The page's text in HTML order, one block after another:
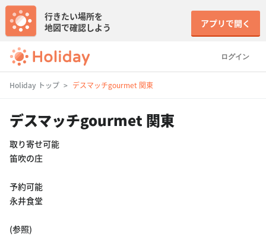
ログイン
行きたい場所を
地図で確認しよう
アプリで開く
Holiday トップ デスマッチgourmet 関東
デスマッチgourmet 関東
取り寄せ可能
笛吹の庄
予約可能
永井食堂
(参照)